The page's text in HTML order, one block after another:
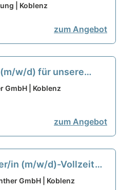
(m/w/d) in Teilzeit –
neu
| Koblenz
zum Angebot
w/d) für unsere
Koblenz - Teilzeit
GmbH | Koblenz
zum Angebot
in (m/w/d)-Vollzeit
neuGmbH | Koblenz